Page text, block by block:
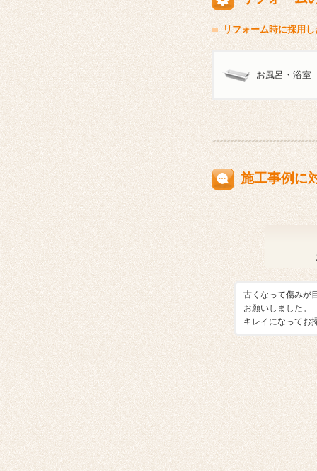
リフォーム時に採用
お風呂・浴室
施工事例に
古くなって傷みが
お願いしました。
キレイになってお